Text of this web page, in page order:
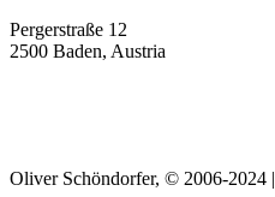
Pergerstraße 12
2500 Baden, Austria
Oliver Schöndorfer, © 2006-2024 |